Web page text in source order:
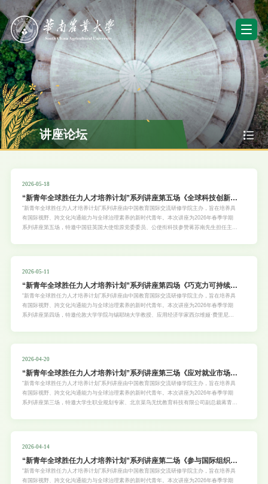
讲座论坛
2026-05-18
“新青年全球胜任力人才培养计划”系列讲座第五场《全球科技创新合
作与国际竞争视角下的青年发展新机遇》
“新青年全球胜任力人才培养计划”系列讲座由中国教育国际交流研修学院主办，旨在培养具
有国际视野、跨文化沟通能力与全球治理素养的新时代青年。本次讲座为2026年春季学期
系列讲座第五场，特邀中国驻英国大使馆原党委委员、公使衔科技参赞蒋苏南先生担任主
2026-05-11
“新青年全球胜任力人才培养计划”系列讲座第四场《巧克力可持续的
消费与生产：经济学家的变革力量》
“新青年全球胜任力人才培养计划”系列讲座由中国教育国际交流研修学院主办，旨在培养具
有国际视野、跨文化沟通能力与全球治理素养的新时代青年。本次讲座为2026年春季学期
系列讲座第四场，特邀伦敦大学学院与锡耶纳大学教授、应用经济学家西尔维娅·费里尼
2026-04-20
“新青年全球胜任力人才培养计划”系列讲座第三场《应对就业市场变
化：大学生如何以学习力和适应力赢得未来》
“新青年全球胜任力人才培养计划”系列讲座由中国教育国际交流研修学院主办，旨在培养具
有国际视野、跨文化沟通能力与全球治理素养的新时代青年。本次讲座为2026年春季学期
系列讲座第三场，特邀大学生职业规划专家、北京菜鸟无忧教育科技有限公司副总裁蒋青山
主讲嘉宾蒋青山，大学生职业规划专家，北京菜鸟无忧教育科技有限公司副总裁。曾任中国
力大学、北京工业大学、河南工程学院等
2026-04-14
“新青年全球胜任力人才培养计划”系列讲座第二场《参与国际组织：
当代大学生必备的核心能力与素养》
“新青年全球胜任力人才培养计划”系列讲座由中国教育国际交流研修学院主办，旨在培养具
有国际视野、跨文化沟通能力与全球治理素养的新时代青年。本次讲座为2026年春季学期